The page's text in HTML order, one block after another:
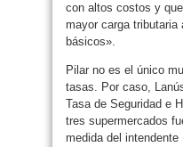
con altos costos y
mayor carga tributaria
básicos».
Pilar no es el único
tasas. Por caso,
Tasa de Seguridad e
tres supermercados
medida del